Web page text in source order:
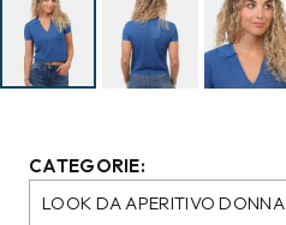
CATEGORIE:
LOOK DA APERITIVO DONNA